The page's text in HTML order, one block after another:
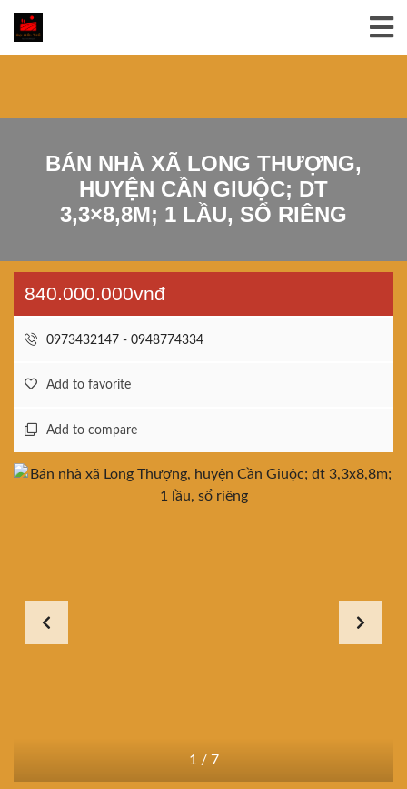
BÁN NHÀ XÃ LONG THƯỢNG,
HUYỆN CẦN GIUỘC; DT
3,3×8,8M; 1 LẦU, SỔ RIÊNG
840.000.000vnđ
0973432147 - 0948774334
Add to favorite
Add to compare
1 / 7